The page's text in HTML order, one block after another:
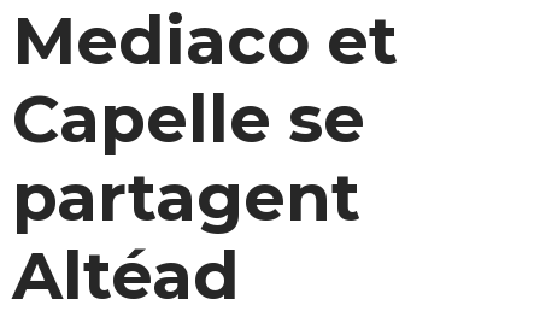
Mediaco et
Capelle se
partagent
Altéad